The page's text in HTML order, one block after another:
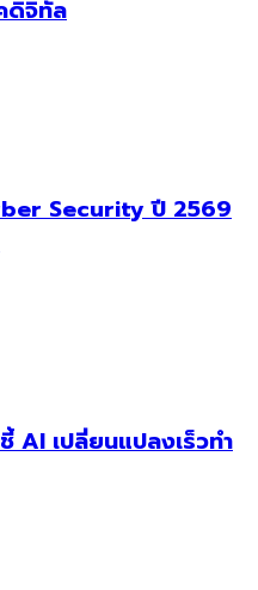
ดิจิทัล
Security ปี 2569
AI เปลี่ยนแปลงเร็วทำ